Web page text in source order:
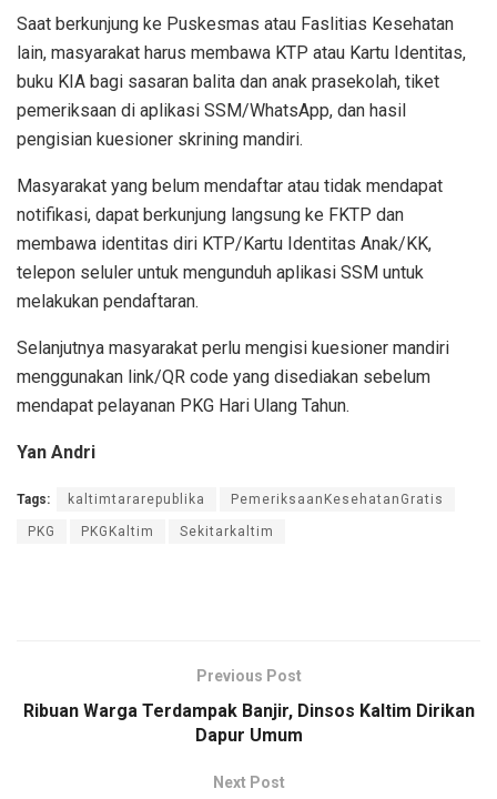
Saat berkunjung ke Puskesmas atau Faslitias Kesehatan
lain, masyarakat harus membawa KTP atau Kartu Identitas,
buku KIA bagi sasaran balita dan anak prasekolah, tiket
pemeriksaan di aplikasi SSM/WhatsApp, dan hasil
pengisian kuesioner skrining mandiri.
Masyarakat yang belum mendaftar atau tidak mendapat
notifikasi, dapat berkunjung langsung ke FKTP dan
membawa identitas diri KTP/Kartu Identitas Anak/KK,
telepon seluler untuk mengunduh aplikasi SSM untuk
melakukan pendaftaran.
Selanjutnya masyarakat perlu mengisi kuesioner mandiri
menggunakan link/QR code yang disediakan sebelum
mendapat pelayanan PKG Hari Ulang Tahun.
Yan Andri
Tags: kaltimtararepublika PemeriksaanKesehatanGratis
PKG PKGKaltim Sekitarkaltim
Previous Post
Ribuan Warga Terdampak Banjir, Dinsos Kaltim Dirikan
Dapur Umum
Next Post